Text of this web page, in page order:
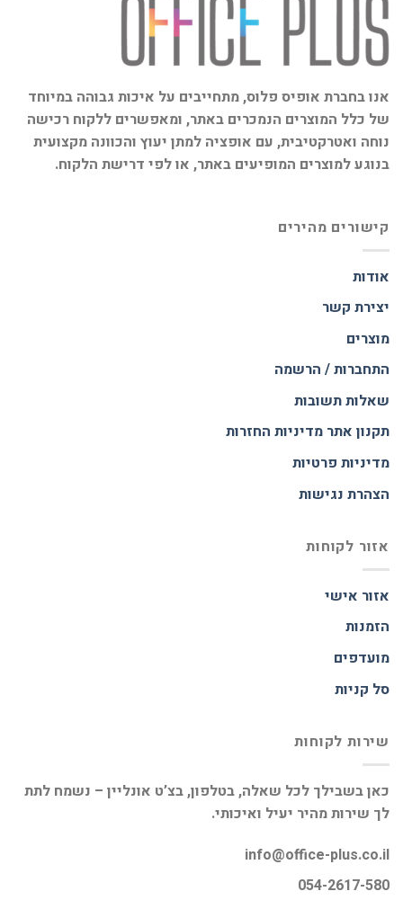
אנו בחברת אופיס פלוס, מתחייבים על איכות גבוהה במיוחד
של כלל המוצרים הנמכרים באתר, ומאפשרים ללקוח רכישה
נוחה ואטרקטיבית, עם אופציה למתן יעוץ והכוונה מקצועית
בנוגע למוצרים המופיעים באתר, או לפי דרישת הלקוח.
קישורים מהירים
אודות
יצירת קשר
מוצרים
התחברות / הרשמה
שאלות תשובות
תקנון אתרמדיניות החזרות
מדיניות פרטיות
הצהרת נגישות
אזור לקוחות
אזור אישי
הזמנות
מועדפים
סל קניות
שירות לקוחות
כאן בשבילך לכל שאלה, בטלפון, בצ’ט אונליין – נשמח לתת
לך שירות מהיר יעיל ואיכותי.
info@office-plus.co.il
054-2617-580